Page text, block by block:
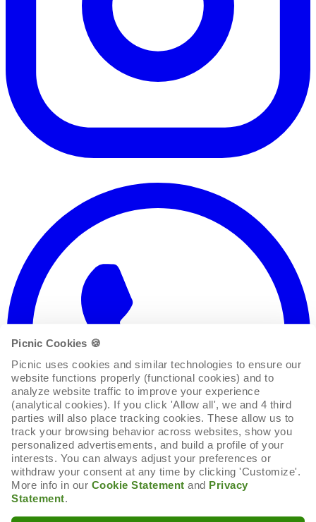
Picnic Cookies 🍪
Picnic uses cookies and similar technologies to ensure our
website functions properly (functional cookies) and to
analyze website traffic to improve your experience
(analytical cookies). If you click 'Allow all', we and 4 third
parties will also place tracking cookies. These allow us to
track your browsing behavior across websites, show you
personalized advertisements, and build a profile of your
interests. You can always adjust your preferences or
withdraw your consent at any time by clicking 'Customize'.
More info in our Cookie Statement and Privacy
Statement.